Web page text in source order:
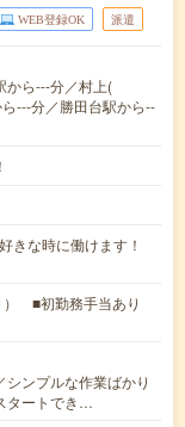
WEB登録OK 派遣
から---分／村上(
---分／勝田台駅から--
きな時に働けます！
） ■初勤務手当あり
ンプルな作業ばかり
タートでき…